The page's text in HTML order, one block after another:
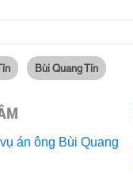
Bùi Quang Tín